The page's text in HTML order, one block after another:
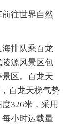
往世界自然
排队乘百龙
源风景区包
区。百龙天
百龙天梯气势
326米，采用
小时运载量